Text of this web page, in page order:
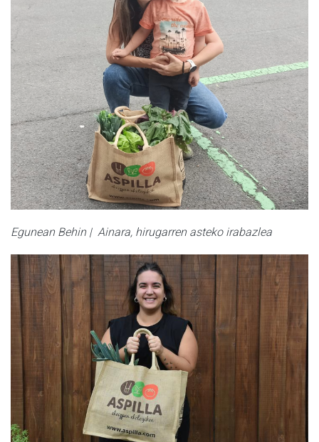
Egunean Behin | Ainara, hirugarren asteko irabazlea